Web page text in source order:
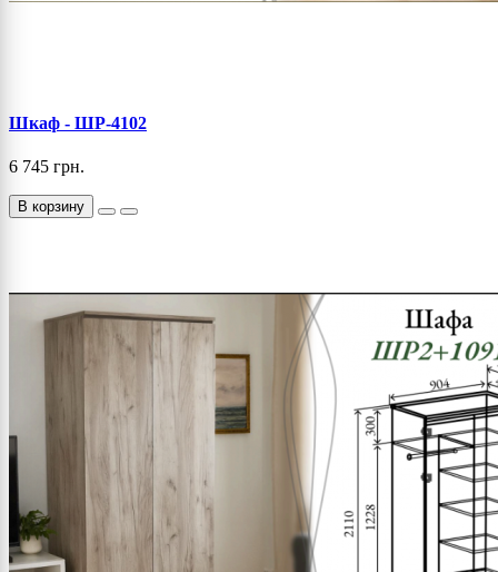
Шкаф - ШР-4102
6 745 грн.
В корзину